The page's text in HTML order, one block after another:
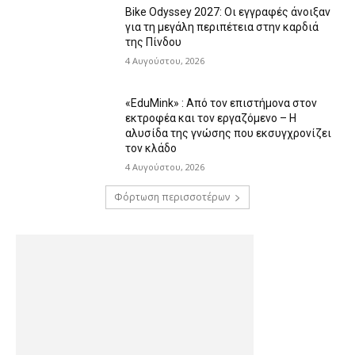
Bike Odyssey 2027: Οι εγγραφές άνοιξαν
για τη μεγάλη περιπέτεια στην καρδιά
της Πίνδου
4 Αυγούστου, 2026
«EduMink» : Από τον επιστήμονα στον
εκτροφέα και τον εργαζόμενο – Η
αλυσίδα της γνώσης που εκσυγχρονίζει
τον κλάδο
4 Αυγούστου, 2026
Φόρτωση περισσοτέρων